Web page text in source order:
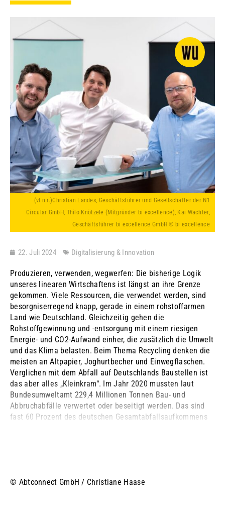
(vl.n.r.)Christian Landes, Geschäftsführer und Gesellschafter der N1
Circular GmbH, Thilo Knötzele (Mitgründer bi excellence), Kai Wachter,
Geschäftsführer bi excellence GmbH © bi excellence
22. Juli 2024 Digitalisierung & Innovation
Produzieren, verwenden, wegwerfen: Die bisherige Logik
unseres linearen Wirtschaftens ist längst an ihre Grenze
gekommen. Viele Ressourcen, die verwendet werden, sind
besorgniserregend knapp, gerade in einem rohstoffarmen
Land wie Deutschland. Gleichzeitig gehen die
Rohstoffgewinnung und -entsorgung mit einem riesigen
Energie- und CO2-Aufwand einher, die zusätzlich die Umwelt
und das Klima belasten. Beim Thema Recycling denken die
meisten an Altpapier, Joghurtbecher und Einwegflaschen.
Verglichen mit dem Abfall auf Deutschlands Baustellen ist
das aber alles „Kleinkram“. Im Jahr 2020 mussten laut
Bundesumweltamt 229,4 Millionen Tonnen Bau- und
Abbruchabfälle verwertet oder beseitigt werden. Das sind
fast 60 Prozent des deutschen Gesamtabfallsaufkommens
© Abtconnect GmbH / Christiane Haase